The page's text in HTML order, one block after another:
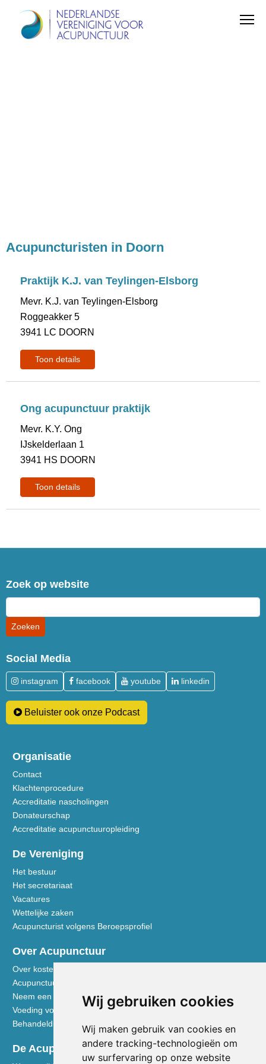
Wij gebruiken cookies
Wij maken gebruik van cookies en
andere tracking-technologieën om
uw surfervaring op onze website
Acupuncturisten in Doorn
Praktijk K.J. van Teylingen-Elsborg
Mevr. K.J. van Teylingen-Elsborg
Roggeakker 5
3941 LC DOORN
Toon details
Ong acupunctuur praktijk
Mevr. K.Y. Ong
IJskelderlaan 1
3941 HS DOORN
Toon details
Zoek op website
Social Media
instagram facebook youtube linkedin
Beluister ook onze Podcast
Organisatie
Contact
Klachtenprocedure
Accreditatie nascholingen
Donateurschap
Accreditatie acupunctuuropleiding
De Vereniging
Het bestuur
Het secretariaat
Vacatures
Wettelijke zaken
Acupuncturist volgens Beroepsprofiel
Over Acupunctuur
Over kosten en vergoedingen
Acupunctuur toegelicht
Neem een kijkje in de praktijk
Voeding volgens de Vijf Elementen
Behandeldisciplines - TCG
De Acupuncturist